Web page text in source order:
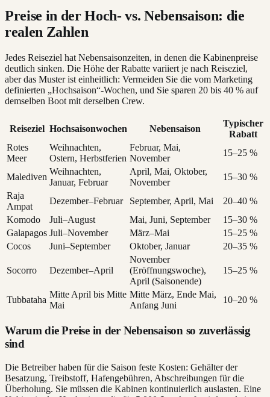
Preise in der Hoch- vs. Nebensaison: die
realen Zahlen
Jedes Reiseziel hat Nebensaisonzeiten, in denen die Kabinenpreise
deutlich sinken. Die Höhe der Rabatte variiert je nach Reiseziel,
aber das Muster ist einheitlich: Vermeiden Sie die vom Marketing
definierten „Hochsaison“-Wochen, und Sie sparen 20 bis 40 % auf
demselben Boot mit derselben Crew.
Reiseziel Hochsaisonwochen Nebensaison
Typischer
Rabatt
Rotes
Meer
Weihnachten,
Ostern, Herbstferien
Februar, Mai,
November
15–25 %
Malediven
Weihnachten,
Januar, Februar
April, Mai, Oktober,
November
15–30 %
Raja
Ampat
Dezember–Februar September, April, Mai
20–40 %
Komodo
Juli–August Mai, Juni, September
15–30 %
Galapagos Juli–November März–Mai
15–25 %
Cocos
Juni–September Oktober, Januar 20–35 %
Socorro Dezember–April
November
(Eröffnungswoche),
April (Saisonende)
15–25 %
Tubbataha
Mitte April bis Mitte
Mai
Mitte März, Ende Mai,
Anfang Juni
10–20 %
Warum die Preise in der Nebensaison so zuverlässig
sind
Die Betreiber haben für die Saison feste Kosten: Gehälter der
Besatzung, Treibstoff, Hafengebühren, Abschreibungen für die
Überholung. Sie müssen die Kabinen kontinuierlich auslasten. Eine